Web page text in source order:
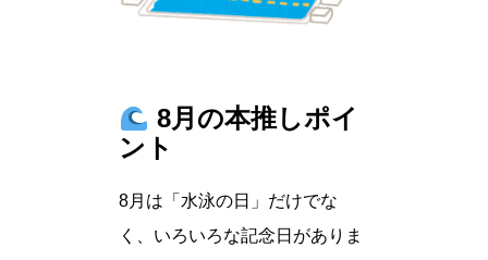
8月の本推しポイ
ント
8月は「水泳の日」だけでな
く、いろいろな記念日がありま